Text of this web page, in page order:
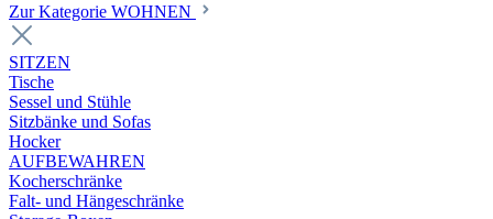
Zur Kategorie WOHNEN
SITZEN
Tische
Sessel und Stühle
Sitzbänke und Sofas
Hocker
AUFBEWAHREN
Kocherschränke
Falt- und Hängeschränke